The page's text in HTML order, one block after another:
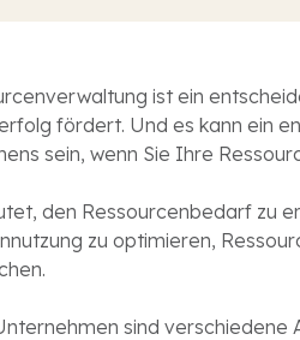
ist ein
fördert. Und es kann ein
sein, wenn Sie Ihre
den Ressourcenbedarf zu
zu optimieren,
sind